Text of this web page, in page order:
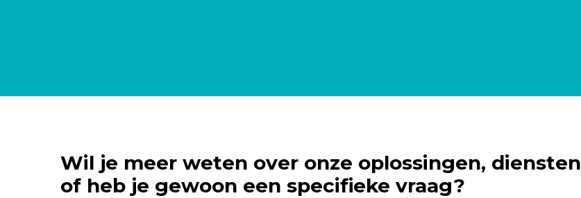
Wil je meer weten over onze oplossingen, diensten
of heb je gewoon een specifieke vraag?